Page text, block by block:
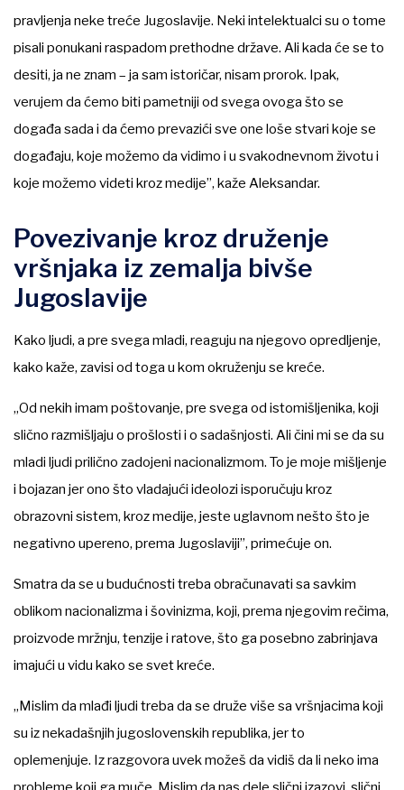
pravljenja neke treće Jugoslavije. Neki intelektualci su o tome
pisali ponukani raspadom prethodne države. Ali kada će se to
desiti, ja ne znam – ja sam istoričar, nisam prorok. Ipak,
verujem da ćemo biti pametniji od svega ovoga što se
događa sada i da ćemo prevazići sve one loše stvari koje se
događaju, koje možemo da vidimo i u svakodnevnom životu i
koje možemo videti kroz medije”, kaže Aleksandar.
Povezivanje kroz druženje
vršnjaka iz zemalja bivše
Jugoslavije
Kako ljudi, a pre svega mladi, reaguju na njegovo opredljenje,
kako kaže, zavisi od toga u kom okruženju se kreće.
„Od nekih imam poštovanje, pre svega od istomišljenika, koji
slično razmišljaju o prošlosti i o sadašnjosti. Ali čini mi se da su
mladi ljudi prilično zadojeni nacionalizmom. To je moje mišljenje
i bojazan jer ono što vladajući ideolozi isporučuju kroz
obrazovni sistem, kroz medije, jeste uglavnom nešto što je
negativno upereno, prema Jugoslaviji”, primećuje on.
Smatra da se u budućnosti treba obračunavati sa savkim
oblikom nacionalizma i šovinizma, koji, prema njegovim rečima,
proizvode mržnju, tenzije i ratove, što ga posebno zabrinjava
imajući u vidu kako se svet kreće.
„Mislim da mlađi ljudi treba da se druže više sa vršnjacima koji
su iz nekadašnjih jugoslovenskih republika, jer to
oplemenjuje. Iz razgovora uvek možeš da vidiš da li neko ima